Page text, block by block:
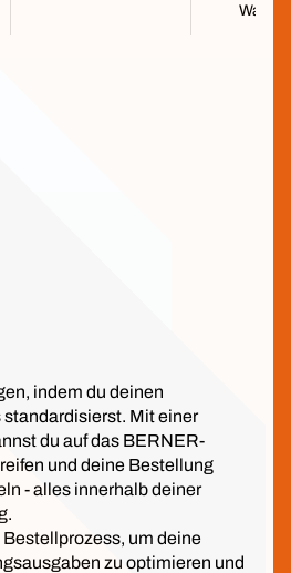
indem du deinen
Mit einer
du auf das BERNER-
und deine Bestellung
- alles innerhalb deiner
um deine
zu optimieren und